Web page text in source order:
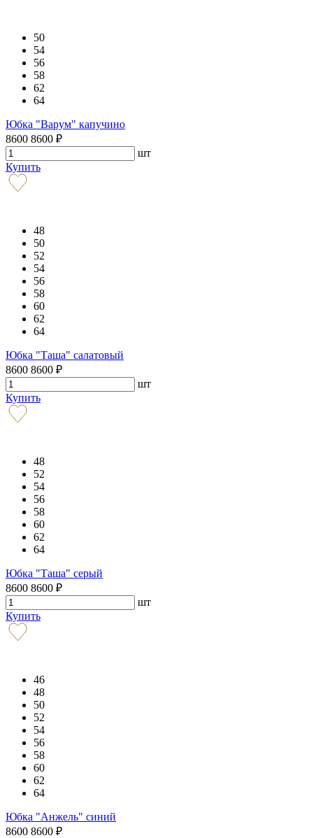
50
54
56
58
62
64
Юбка "Варум" капучино
8600 8600 ₽
шт
Купить
48
50
52
54
56
58
60
62
64
Юбка "Таша" салатовый
8600 8600 ₽
шт
Купить
48
52
54
56
58
60
62
64
Юбка "Таша" серый
8600 8600 ₽
шт
Купить
46
48
50
52
54
56
58
60
62
64
Юбка "Анжель" синий
8600 8600 ₽